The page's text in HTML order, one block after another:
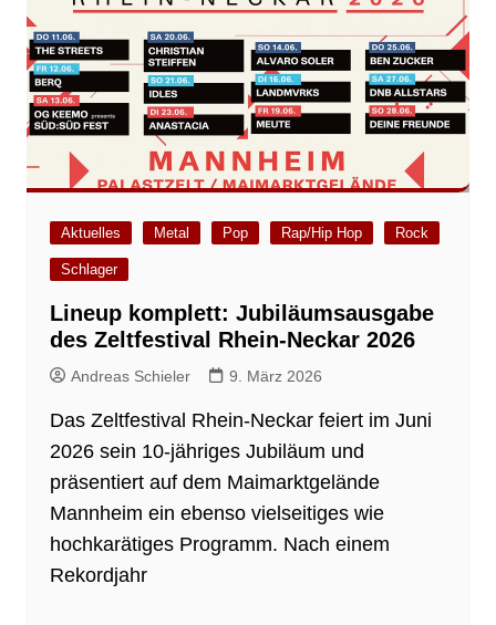
Aktuelles Metal Pop Rap/Hip Hop Rock
Schlager
Lineup komplett: Jubiläumsausgabe
des Zeltfestival Rhein-Neckar 2026
Andreas Schieler 9. März 2026
Das Zeltfestival Rhein-Neckar feiert im Juni
2026 sein 10-jähriges Jubiläum und
präsentiert auf dem Maimarktgelände
Mannheim ein ebenso vielseitiges wie
hochkarätiges Programm. Nach einem
Rekordjahr